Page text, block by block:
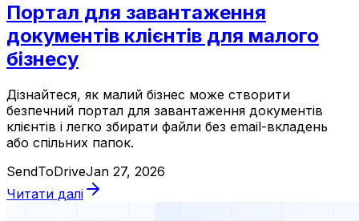
Портал для завантаження
документів клієнтів для малого
бізнесу
Дізнайтеся, як малий бізнес може створити
безпечний портал для завантаження документів
клієнтів і легко збирати файли без email-вкладень
або спільних папок.
SendToDriveJan 27, 2026
Читати далі